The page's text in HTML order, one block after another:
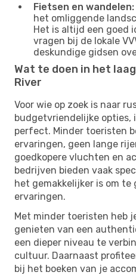
Fietsen en wandelen:
het omliggende
Het is altijd een goed
vragen bij de lokale
deskundige gidsen
Wat te doen in het
River
Voor wie op zoek is naar
budgetvriendelijke opties,
perfect. Minder toeristen
ervaringen, geen lange
goedkopere vluchten en
bedrijven bieden vaak
het gemakkelijker is om
ervaringen.
Met minder toeristen heb
genieten van een
een dieper niveau te
cultuur. Daarnaast
bij het boeken van je